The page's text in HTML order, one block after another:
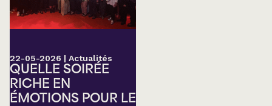
22-05-2026 | Actualités
QUELLE SOIRÉE
RICHE EN
ÉMOTIONS POUR LE